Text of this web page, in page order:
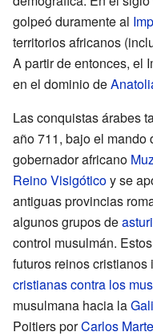
golpeó duramente al
territorios africanos
A partir de entonces, el
en el dominio de
Las conquistas árabes
año 711, bajo el mando
gobernador africano
Reino Visigóticoy se
antiguas provincias
algunos grupos de
control musulmán.
futuros reinos cristianos
cristianas contra los
musulmana hacia la
Poitiers porCarlos